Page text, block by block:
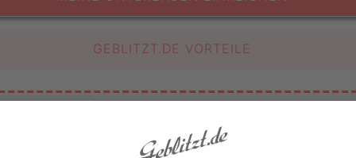
GEBLITZT.DE VORTEILE
leicht gemacht